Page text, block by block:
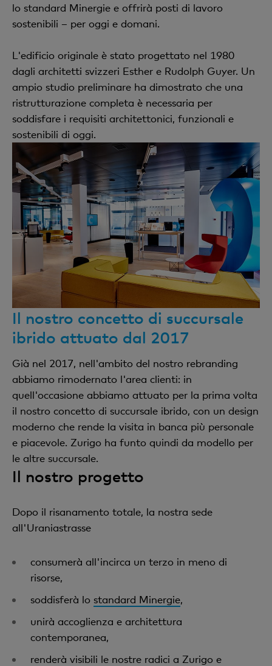
lo standard Minergie e offrirà posti di lavoro
sostenibili – per oggi e domani.
L'edificio originale è stato progettato nel 1980
dagli architetti svizzeri Esther e Rudolph Guyer. Un
ampio studio preliminare ha dimostrato che una
ristrutturazione completa è necessaria per
soddisfare i requisiti architettonici, funzionali e
sostenibili di oggi.
Il nostro concetto di succursale
ibrido attuato dal 2017
Già nel 2017, nell'ambito del nostro rebranding
abbiamo rimodernato l'area clienti: in
quell'occasione abbiamo attuato per la prima volta
il nostro concetto di succursale ibrido, con un design
moderno che rende la visita in banca più personale
e piacevole. Zurigo ha funto quindi da modello per
le altre succursale.
Il nostro progetto
Dopo il risanamento totale, la nostra sede
all'Uraniastrasse
consumerà all'incirca un terzo in meno di
risorse,
soddisferà lo standard Minergie,
unirà accoglienza e architettura
contemporanea,
renderà visibili le nostre radici a Zurigo e